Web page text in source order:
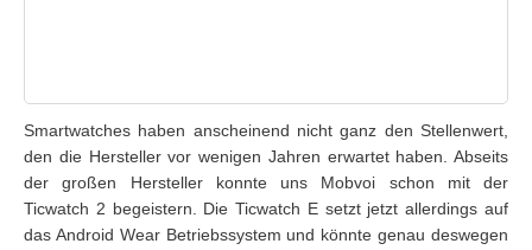
Smartwatches haben anscheinend nicht ganz den Stellenwert,
den die Hersteller vor wenigen Jahren erwartet haben. Abseits
der großen Hersteller konnte uns Mobvoi schon mit der
Ticwatch 2 begeistern. Die Ticwatch E setzt jetzt allerdings auf
das Android Wear Betriebssystem und könnte genau deswegen